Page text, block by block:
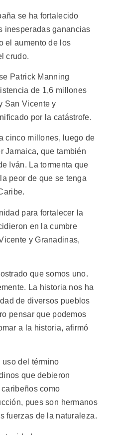
se ha fortalecido
inesperadas ganancias
el aumento de los
crudo.
Patrick Manning
de 1,6 millones
San Vicente y
por la catástrofe.
cinco millones, luego de
Jamaica, que también
Iván. La tormenta que
peor de que se tenga
para fortalecer la
en la cumbre
y Granadinas,
que somos uno.
La historia nos ha
de diversos pueblos
pensar que podemos
a la historia, afirmó
del término
que debieron
como
pues son hermanos
fuerzas de la naturaleza.